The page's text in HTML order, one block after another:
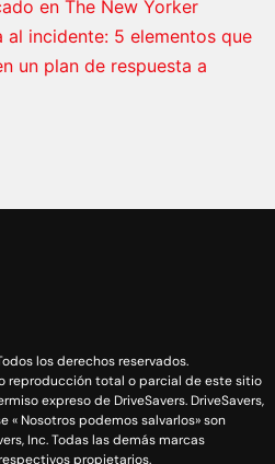
en The New Yorker
al incidente: 5 elementos que
un plan de respuesta a
los derechos reservados.
reproducción total o parcial de este sitio
expreso de DriveSavers. DriveSavers,
« Nosotros podemos salvarlos» son
Inc. Todas las demás marcas
propietarios.